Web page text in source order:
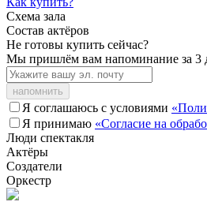
Схема зала
Состав актёров
Не готовы купить сейчас?
Мы пришлём вам напоминание за 3
напомнить
Я соглашаюсь с условиями
Я принимаю «Согласие на
Люди спектакля
Актёры
Создатели
Оркестр